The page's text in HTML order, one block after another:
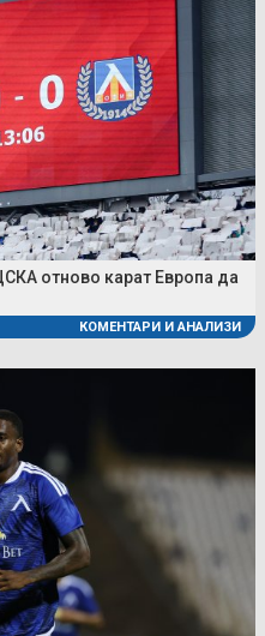
отново карат Европа да
КОМЕНТАРИ И АНАЛИЗИ